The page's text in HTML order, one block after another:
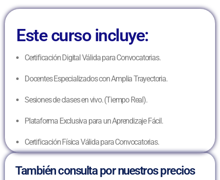
Este curso incluye:
Certificación Digital Válida para Convocatorias.
Docentes Especializados con Amplia Trayectoria.
Sesiones de clases en vivo. (Tiempo Real).
Plataforma Exclusiva para un Aprendizaje Fácil.
Certificación Física Válida para Convocatorias.
También consulta por nuestros precios